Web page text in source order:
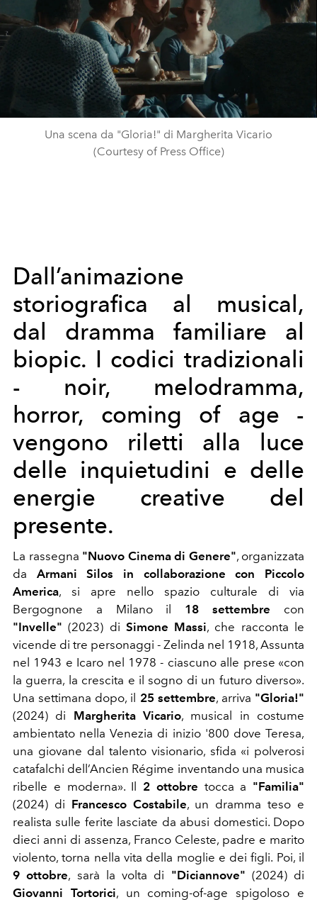
Una scena da "Gloria!" di Margherita Vicario
(Courtesy of Press Office)
Dall’animazione
storiografica al musical,
dal dramma familiare al
biopic. I codici tradizionali
- noir, melodramma,
horror, coming of age -
vengono riletti alla luce
delle inquietudini e delle
energie creative del
presente.
La rassegna "Nuovo Cinema di Genere", organizzata
da Armani Silos in collaborazione con Piccolo
America, si apre nello spazio culturale di via
Bergognone a Milano il 18 settembre con
"Invelle" (2023) di Simone Massi, che racconta le
vicende di tre personaggi - Zelinda nel 1918, Assunta
nel 1943 e Icaro nel 1978 - ciascuno alle prese «con
la guerra, la crescita e il sogno di un futuro diverso».
Una settimana dopo, il 25 settembre, arriva "Gloria!"
(2024) di Margherita Vicario, musical in costume
ambientato nellaVenezia di inizio '800 dove Teresa,
una giovane dal talento visionario, sfida «i polverosi
catafalchi dell’Ancien Régime inventando una musica
ribelle e moderna». Il 2 ottobre tocca a "Familia"
(2024) di Francesco Costabile, un dramma teso e
realista sulle ferite lasciate da abusi domestici. Dopo
dieci anni di assenza, Franco Celeste, padre e marito
violento, torna nella vita della moglie e dei figli. Poi, il
9 ottobre, sarà la volta di "Diciannove" (2024) di
Giovanni Tortorici, un coming-of-age spigoloso e